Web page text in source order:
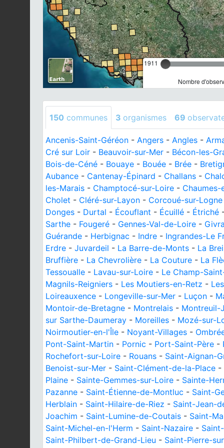
1911
Nombre
150 communes 3 organismes 69
Ancenis-Saint-Géréon - Angers - Angles -
Cré sur Loir - Beauvoir-sur-Mer - Bécon-les-
Bois-de-Céné - Bouaye - Bouée - Brée -
Aubance - Cantenay-Épinard - Challans -
les-Marais - Champtocé-sur-Loire - Chaumes-
Cholet - Cléré-sur-Layon - Corcoué-sur-Logne
Donges - Durtal - Écouflant - Écuillé - Étriché
Sarthe - Fougeré - Gennes-Val-de-Loire -
Guérande - Herbignac - Indre - Ingrandes-Le
Erdre - Juvardeil - La Barre-de-Monts - La
Bruffière - La Chevrolière - La Couture - La
Tessoualle - Lavau-sur-Loire - Le Champ-
Magnils-Reigniers - Les Moutiers-en-Retz -
Loireauxence - Longeville-sur-Mer - Luçon -
Montoir-de-Bretagne - Montrelais - Montreuil-
sur Sarthe-Daumeray - Moreilles - Mozé-sur-
Noirmoutier-en-l'Île - Noyant-Villages -
Pont-Saint-Martin - Pornic - Port-Saint-Père -
Rochefort-sur-Loire - Rouans - Saint-Aignan-
Benoist-sur-Mer - Saint-Clément-de-la-Place -
Plaine - Sainte-Gemmes-sur-Loire - Sainte-
Pazanne - Saint-Étienne-de-Montluc - Saint-
Herblain - Saint-Hilaire-de-Riez - Saint-Jean-
Joachim - Saint-Lumine-de-Coutais - Saint-
Saint-Michel-en-l'Herm - Saint-Nazaire -
Saint-Philbert-de-Grand-Lieu - Saint-Pierre-